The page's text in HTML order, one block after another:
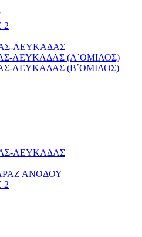
2
ΛΕΥΚΑΔΑΣ
ΛΕΥΚΑΔΑΣ (Α΄ΟΜΙΛΟΣ)
ΛΕΥΚΑΔΑΣ (Β΄ΟΜΙΛΟΣ)
ΛΕΥΚΑΔΑΣ
ΑΝΟΔΟΥ
2